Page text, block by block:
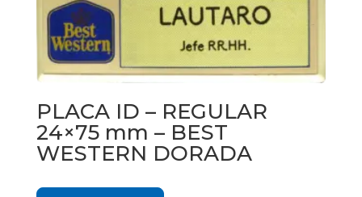
PLACA ID – REGULAR
24×75 mm – BEST
WESTERN DORADA